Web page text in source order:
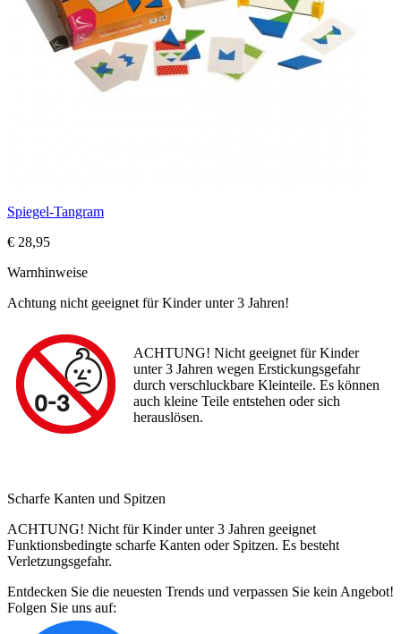
Spiegel-Tangram
€ 28,95
Warnhinweise
Achtung nicht geeignet für Kinder unter 3 Jahren!
ACHTUNG! Nicht geeignet für Kinder
unter 3 Jahren wegen Erstickungsgefahr
durch verschluckbare Kleinteile. Es können
auch kleine Teile entstehen oder sich
herauslösen.
Scharfe Kanten und Spitzen
ACHTUNG! Nicht für Kinder unter 3 Jahren geeignet
Funktionsbedingte scharfe Kanten oder Spitzen. Es besteht
Verletzungsgefahr.
Entdecken Sie die neuesten Trends und verpassen Sie kein Angebot!
Folgen Sie uns auf: